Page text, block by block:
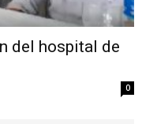
del hospital de
0